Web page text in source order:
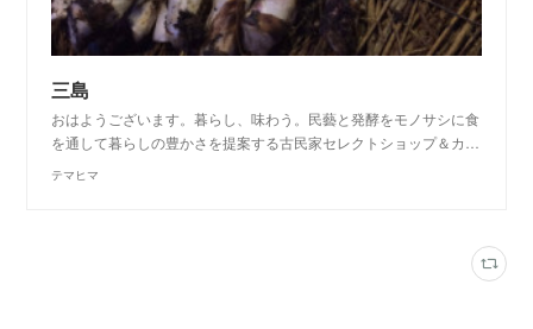
三島
おはようございます。暮らし、味わう。民藝と発酵をモノサシに食
を通して暮らしの豊かさを提案する古民家セレクトショップ＆カ…
テマヒマ